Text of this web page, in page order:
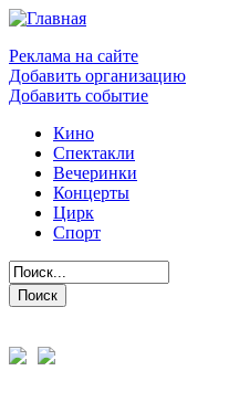
Реклама на сайте
Добавить организацию
Добавить событие
Кино
Спектакли
Вечеринки
Концерты
Цирк
Спорт